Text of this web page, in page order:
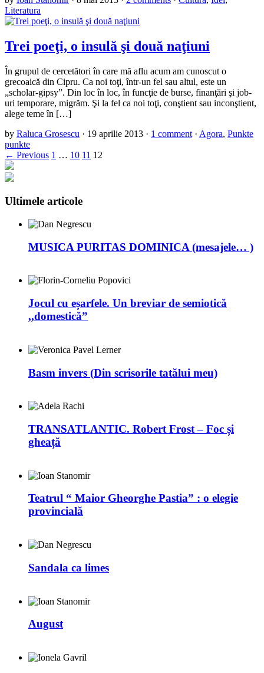
Literatura
Trei poeţi, o insulă şi două naţiuni
În grupul de cercetători în care mă aflu acum am cunoscut o
grecoaică din Cipru. Ca noi toţi, într-un fel sau altul, este un
„scholar-gipsy”. Din loc în loc, în funcţie de burse, finanţări şi job-
uri temporare, migrăm. Şi la fel ca noi toţi, conştient sau inconştient,
alege teme în […]
by Raluca Grosescu · 19 aprilie 2013 · 1 comment · Agora, Punkte
punkte
← Previous 1 … 10 11 12
Ultimele articole
MUSICA PURITAS DOMINICA (mesajele… )
Jocul cu eșarfele. Un breviar de semiotică
,,domestică”
Basm invers (Din scrisorile tatălui meu)
TRANSATLANTIC. Robert Frost – Foc și
gheață
Teatrul “ Maior Gheorghe Pastia” : o elegie
provincială
Sandala ca limes
August